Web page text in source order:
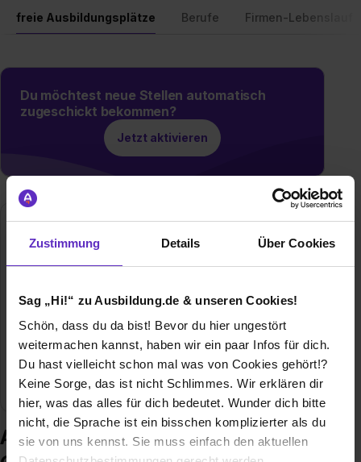
Zustimmung Details Über Cookies
Sag „Hi!“ zu Ausbildung.de & unseren Cookies!
Schön, dass du da bist! Bevor du hier ungestört
weitermachen kannst, haben wir ein paar Infos für dich.
Du hast vielleicht schon mal was von Cookies gehört!?
Keine Sorge, das ist nicht Schlimmes. Wir erklären dir
hier, was das alles für dich bedeutet. Wunder dich bitte
nicht, die Sprache ist ein bisschen komplizierter als du
sie von uns kennst. Sie muss einfach den aktuellen
freie Ausbildungsplätze Berufe Firmen-Lebenslauf
Du möchtest neue Stellen automatisch
zugeschickt bekommen?
Jetzt aktivieren
Hauptstraße 132
28816 Stuhr
04218994196
E-Mail anzeigen
Mitarbeiter 180
Branche Handel / Gewerbe
Ausbildung bei Einhell Accessories